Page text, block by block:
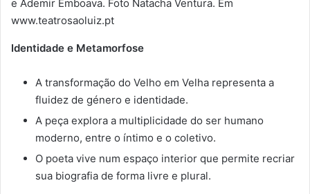
e Ademir Emboava. Foto Natacha Ventura. Em
www.teatrosaoluiz.pt
Identidade e Metamorfose
A transformação do Velho em Velha representa a
fluidez de género e identidade.
A peça explora a multiplicidade do ser humano
moderno, entre o íntimo e o coletivo.
O poeta vive num espaço interior que permite recriar
sua biografia de forma livre e plural.